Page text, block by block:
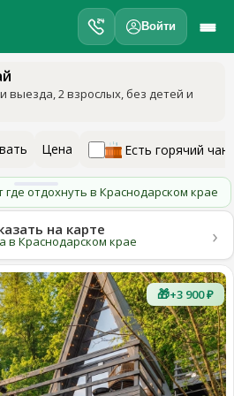
Войти
выезда, 2 взрослых, без детей и
Цена Есть горячий чан
где отдохнуть в Краснодарском крае
на карте
в Краснодарском крае ›
🎁+3 900 ₽